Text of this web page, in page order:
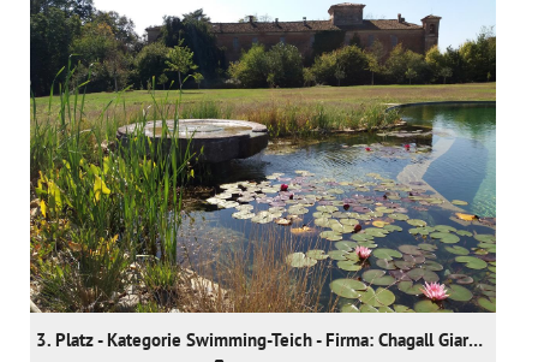
3. Platz - Kategorie Swimming-Teich - Firma: Chagall Giardini SNC - Arch. Anja Werner